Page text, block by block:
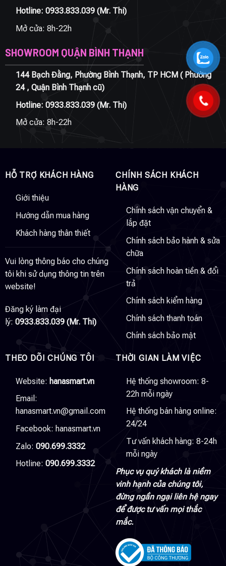
Hotline: 0933.833.039(Mr. Thi)
Mở cửa: 8h-22h
SHOWROOM QUẬN BÌNH THẠNH
144 Bạch Đằng, Phường Bình Thạnh, TP HCM ( Phường
24 , Quận Bình Thạnh cũ)
Hotline: 0933.833.039(Mr. Thi)
Mở cửa: 8h-22h
HỖ TRỢ KHÁCH HÀNG
Giới thiệu
Hướng dẫn mua hàng
Khách hàng thân thiết
Vui lòng thông báo cho chúng
tôi khi sử dụng thông tin trên
website!
Đăng ký làm đại
lý: 0933.833.039 (Mr. Thi)
CHÍNH SÁCH KHÁCH
HÀNG
Chính sách vận chuyển &
lắp đặt
Chính sách bảo hành & sửa
chữa
Chính sách hoàn tiền & đổi
trả
Chính sách kiểm hàng
Chính sách thanh toán
Chính sách bảo mật
THEO DÕI CHÚNG TÔI
Website: hanasmart.vn
Email:
hanasmart.vn@gmail.com
Facebook: hanasmart.vn
Zalo: 090.699.3332
Hotline: 090.699.3332
THỜI GIAN LÀM VIỆC
Hệ thống showroom: 8-
22h mỗi ngày
Hệ thống bán hàng online:
24/24
Tư vấn khách hàng: 8-24h
mỗi ngày
Phục vụ quý khách là niềm
vinh hạnh của chúng tôi,
đừng ngần ngại liên hệ ngay
để được tư vấn mọi thắc
mắc.